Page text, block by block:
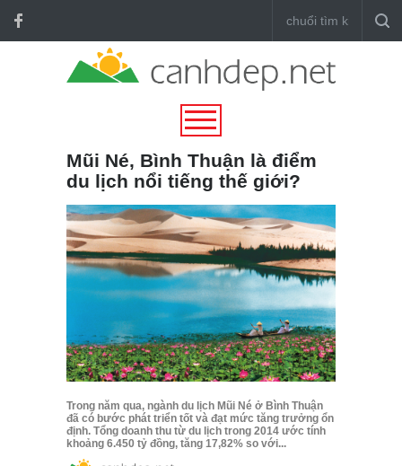
Mũi Né, Bình Thuận là điểm
du lịch nổi tiếng thế giới?
Trong năm qua, ngành du lịch Mũi Né ở Bình Thuận
đã có bước phát triển tốt và đạt mức tăng trưởng ổn
định. Tổng doanh thu từ du lịch trong 2014 ước tính
khoảng 6.450 tỷ đồng, tăng 17,82% so với...